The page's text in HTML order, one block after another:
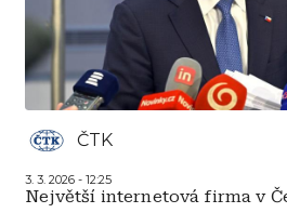
ČTK
3. 3. 2026 - 12:25
Největší internetová firma v